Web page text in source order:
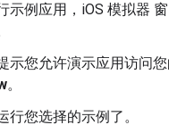
示例应用，iOS 模拟器
示您允许演示应用访问
。
行您选择的示例了。